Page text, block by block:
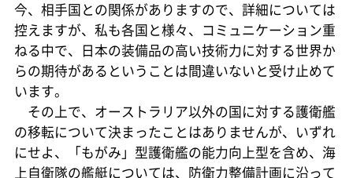
今、相手国との関係がありますので、詳細については
控えますが、私も各国と様々、コミュニケーション重
ねる中で、日本の装備品の高い技術力に対する世界か
らの期待があるということは間違いないと受け止めて
います。
その上で、オーストラリア以外の国に対する護衛艦
の移転について決まったことはありませんが、いずれ
にせよ、「もがみ」型護衛艦の能力向上型を含め、海
上自衛隊の艦艇については、防衛力整備計画に沿って